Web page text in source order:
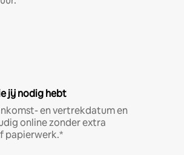
jij nodig hebt
en vertrekdatum en
online zonder extra
papierwerk.*